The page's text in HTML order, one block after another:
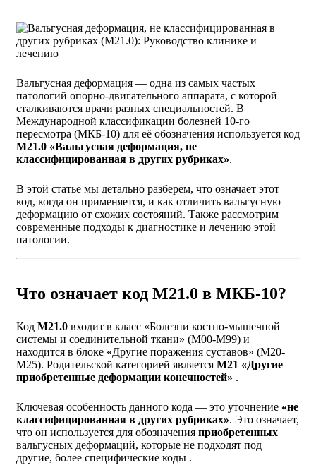
Вальгусная деформация — одна из самых частых
патологий опорно-двигательного аппарата, с которой
сталкиваются врачи разных специальностей. В
Международной классификации болезней 10-го
пересмотра (МКБ-10) для её обозначения используется код
M21.0 «Вальгусная деформация, не
классифицированная в других рубриках».
В этой статье мы детально разберем, что означает этот
код, когда он применяется, и как отличить вальгусную
деформацию от схожих состояний. Также рассмотрим
современные подходы к диагностике и лечению этой
патологии.
Что означает код M21.0 в МКБ-10?
Код M21.0 входит в класс «Болезни костно-мышечной
системы и соединительной ткани» (M00-M99) и
находится в блоке «Другие поражения суставов» (M20-
M25). Родительской категорией является M21 «Другие
приобретенные деформации конечностей» .
Ключевая особенность данного кода — это уточнение «не
классифицированная в других рубриках». Это означает,
что он используется для обозначения приобретенных
вальгусных деформаций, которые не подходят под
другие, более специфические коды .